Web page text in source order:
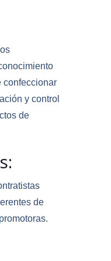
confeccionar
y control
de
de